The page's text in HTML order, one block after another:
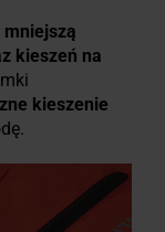
mniejszą
kieszeń na
kieszenie